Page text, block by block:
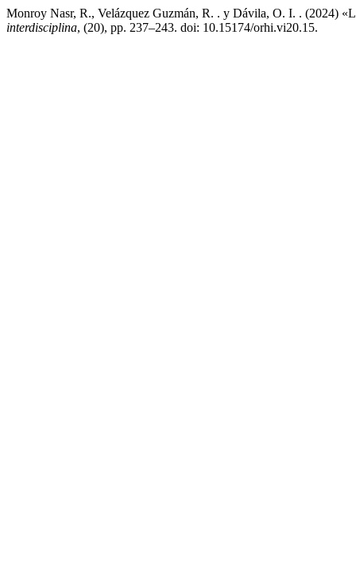
Monroy Nasr, R., Velázquez Guzmán, R. . y Dávila, O. I. . (2024)
interdisciplina, (20), pp. 237–243. doi: 10.15174/orhi.vi20.15.